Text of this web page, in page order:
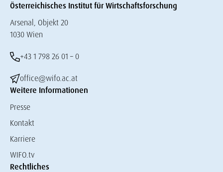
Österreichisches Institut für Wirtschaftsforschung
Arsenal, Objekt 20
1030 Wien
+43 1 798 26 01 – 0
office@wifo.ac.at
Weitere Informationen
Presse
Kontakt
Karriere
WIFO.tv
Rechtliches